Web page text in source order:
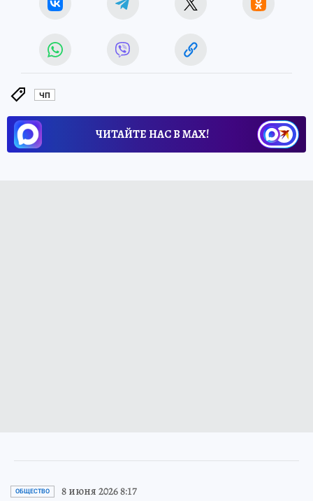
ЧП
ЧИТАЙТЕ НАС В МАХ!
ОБЩЕСТВО 8 июня 2026 8:17